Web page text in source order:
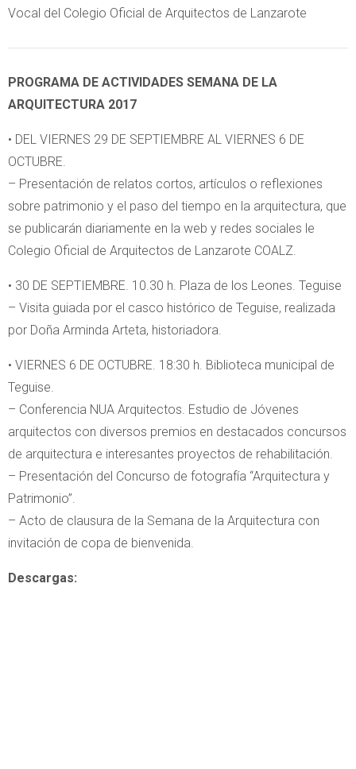
Vocal del Colegio Oficial de Arquitectos de Lanzarote
PROGRAMA DE ACTIVIDADES SEMANA DE LA
ARQUITECTURA 2017
• DEL VIERNES 29 DE SEPTIEMBRE AL VIERNES 6 DE
OCTUBRE.
– Presentación de relatos cortos, artículos o reflexiones
sobre patrimonio y el paso del tiempo en la arquitectura, que
se publicarán diariamente en la web y redes sociales le
Colegio Oficial de Arquitectos de Lanzarote COALZ.
• 30 DE SEPTIEMBRE. 10.30 h. Plaza de los Leones. Teguise
– Visita guiada por el casco histórico de Teguise, realizada
por Doña Arminda Arteta, historiadora.
• VIERNES 6 DE OCTUBRE. 18:30 h. Biblioteca municipal de
Teguise.
– Conferencia NUA Arquitectos. Estudio de Jóvenes
arquitectos con diversos premios en destacados concursos
de arquitectura e interesantes proyectos de rehabilitación.
– Presentación del Concurso de fotografía “Arquitectura y
Patrimonio”.
– Acto de clausura de la Semana de la Arquitectura con
invitación de copa de bienvenida.
Descargas: